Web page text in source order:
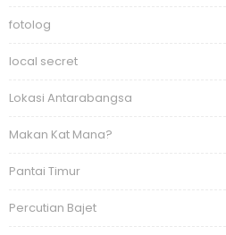
fotolog
local secret
Lokasi Antarabangsa
Makan Kat Mana?
Pantai Timur
Percutian Bajet